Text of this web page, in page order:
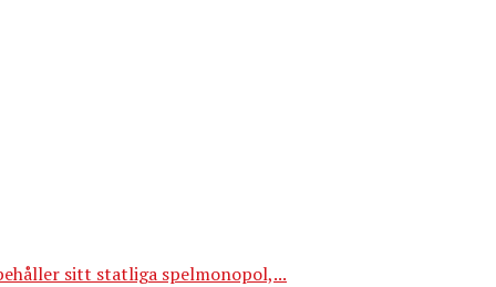
sitt statliga spelmonopol,...